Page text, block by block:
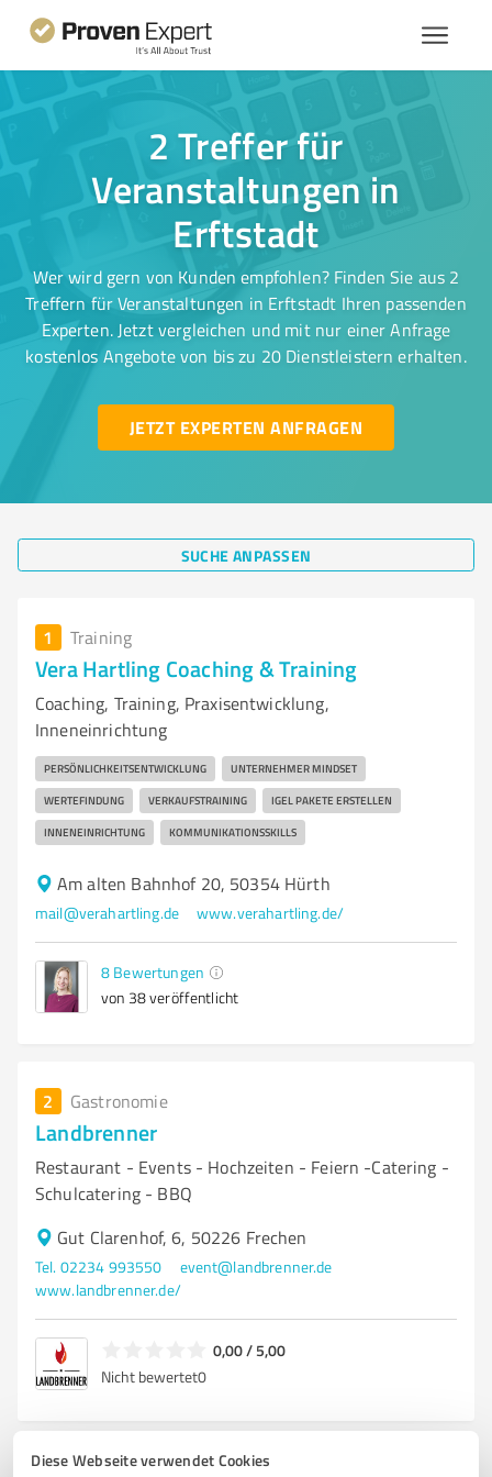
Diese Webseite verwendet Cookies
2 Treffer für
Veranstaltungen in
Erftstadt
Wer wird gern von Kunden empfohlen? Finden Sie aus 2
Treffern für Veranstaltungen in Erftstadt Ihren passenden
Experten. Jetzt vergleichen und mit nur einer Anfrage
kostenlos Angebote von bis zu 20 Dienstleistern erhalten.
JETZT EXPERTEN ANFRAGEN
SUCHE ANPASSEN
1 Training
Vera Hartling Coaching & Training
Coaching, Training, Praxisentwicklung,
Inneneinrichtung
PERSÖNLICHKEITSENTWICKLUNG UNTERNEHMER MINDSET
WERTEFINDUNG VERKAUFSTRAINING IGEL PAKETE ERSTELLEN
INNENEINRICHTUNG KOMMUNIKATIONSSKILLS
Am alten Bahnhof 20, 50354 Hürth
mail@verahartling.de www.verahartling.de/
8 Bewertungen
von 38 veröffentlicht
2 Gastronomie
Landbrenner
Restaurant - Events - Hochzeiten - Feiern -Catering -
Schulcatering - BBQ
Gut Clarenhof, 6, 50226 Frechen
Tel. 02234 993550
event@landbrenner.de
www.landbrenner.de/
0,00 / 5,00
Nicht bewertet0